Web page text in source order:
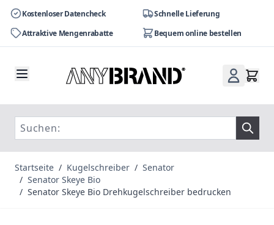
Kostenloser Datencheck
Schnelle Lieferung
Attraktive Mengenrabatte
Bequem online bestellen
Startseite / Kugelschreiber / Senator
/ Senator Skeye Bio
/ Senator Skeye Bio Drehkugelschreiber bedrucken